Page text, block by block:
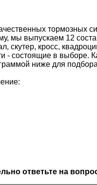
тормозных
мы выпускаем 12
скутер, кросс,
- состоящие в выборе.
ниже для
ответьте на